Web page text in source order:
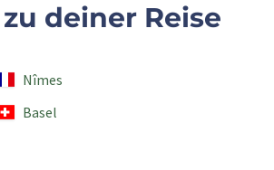
deiner Reise
Nîmes
Basel